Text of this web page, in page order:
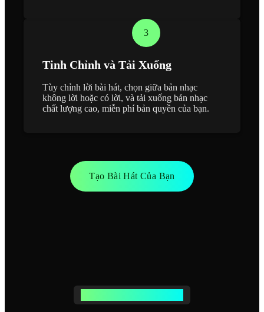
3
Tinh Chỉnh và Tải Xuống
Tùy chỉnh lời bài hát, chọn giữa bản nhạc
không lời hoặc có lời, và tải xuống bản nhạc
chất lượng cao, miễn phí bản quyền của bạn.
Tạo Bài Hát Của Bạn